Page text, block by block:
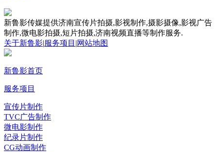
新鲁影传媒提供济南宣传片拍摄,影视制作,摄影摄像,影视广告
制作,微电影拍摄,短片拍摄,济南视频直播等制作服务.
关于新鲁影|服务项目 |网站地图
新鲁影首页
服务项目
宣传片制作
TVC广告制作
微电影制作
纪录片制作
CG动画制作